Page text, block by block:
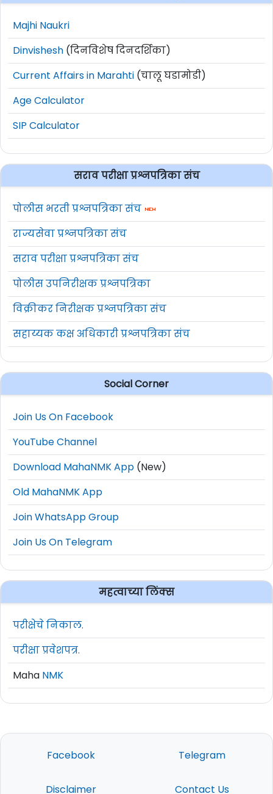
Majhi Naukri
Dinvishesh (दिनविशेष दिनदर्शिका)
Current Affairs in Marahti (चालू घडामोडी)
Age Calculator
SIP Calculator
सराव परीक्षा प्रश्नपत्रिका संच
पोलीस भरती प्रश्नपत्रिका संच
राज्यसेवा प्रश्नपत्रिका संच
सराव परीक्षा प्रश्नपत्रिका संच
पोलीस उपनिरीक्षक प्रश्नपत्रिका
विक्रीकर निरीक्षक प्रश्नपत्रिका संच
सहाय्यक कक्ष अधिकारी प्रश्नपत्रिका संच
Social Corner
Join Us On Facebook
YouTube Channel
Download MahaNMK App (New)
Old MahaNMK App
Join WhatsApp Group
Join Us On Telegram
महत्वाच्या लिंक्स
परीक्षेचे निकाल.
परीक्षा प्रवेशपत्र.
Maha NMK
Facebook Telegram
Disclaimer Contact Us